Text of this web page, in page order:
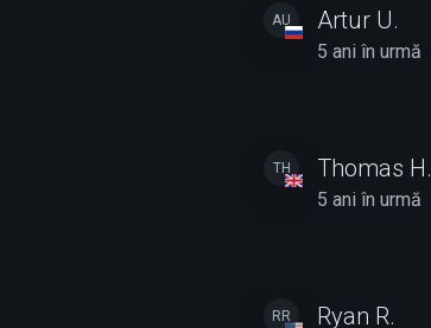
AU Artur U.
5 ani în urmă
TH Thomas H.
5 ani în urmă
RR Ryan R.